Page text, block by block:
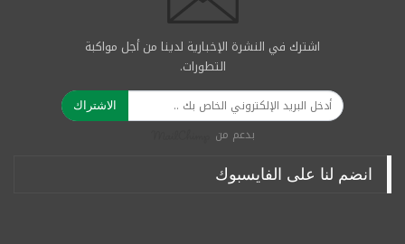
اشترك في النشرة الإخبارية لدينا من أجل مواكبة
التطورات.
الاشتراك
بدعم من
انضم لنا على الفايسبوك